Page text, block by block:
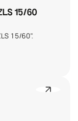
15/60
15/60".